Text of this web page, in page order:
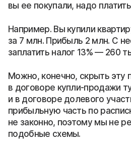
вы ее покупали, надо
Например. Вы купили
за 7 млн. Прибыль 2 млн. С
заплатить налог 13% — 260
Можно, конечно, скрыть эту
в договоре купли-продажи
и в договоре долевого
прибыльную часть по
не законно, поэтому мы не
подобные схемы.